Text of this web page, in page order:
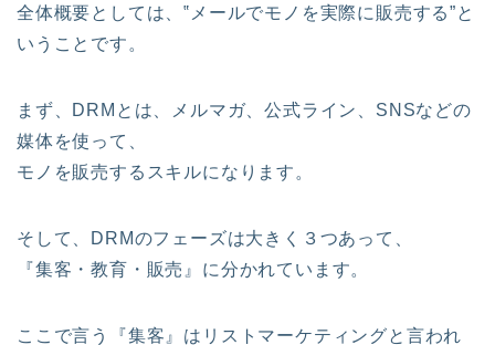
全体概要としては、‟メールでモノを実際に販売する”と
いうことです。
まず、DRMとは、メルマガ、公式ライン、SNSなどの
媒体を使って、
モノを販売するスキルになります。
そして、DRMのフェーズは大きく３つあって、
『集客・教育・販売』に分かれています。
ここで言う『集客』はリストマーケティングと言われ